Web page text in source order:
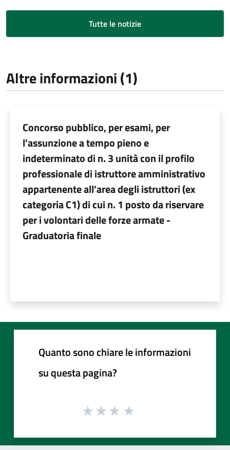
Tutte le notizie
Altre informazioni (1)
Concorso pubblico, per esami, per
l'assunzione a tempo pieno e
indeterminato di n. 3 unità con il profilo
professionale di istruttore amministrativo
appartenente all'area degli istruttori (ex
categoria C1) di cui n. 1 posto da riservare
per i volontari delle forze armate -
Graduatoria finale
Quanto sono chiare le informazioni
su questa pagina?